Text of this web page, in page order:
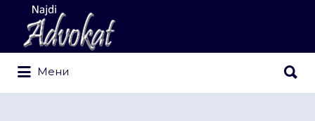
Search
for:
Мени
for: